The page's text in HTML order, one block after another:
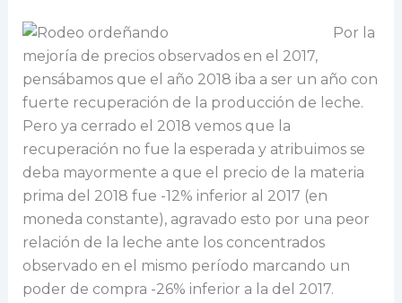
Por la
mejoría de precios observados en el 2017,
pensábamos que el año 2018 iba a ser un año con
fuerte recuperación de la producción de leche.
Pero ya cerrado el 2018 vemos que la
recuperación no fue la esperada y atribuimos se
deba mayormente a que el precio de la materia
prima del 2018 fue -12% inferior al 2017 (en
moneda constante), agravado esto por una peor
relación de la leche ante los concentrados
observado en el mismo período marcando un
poder de compra -26% inferior a la del 2017.